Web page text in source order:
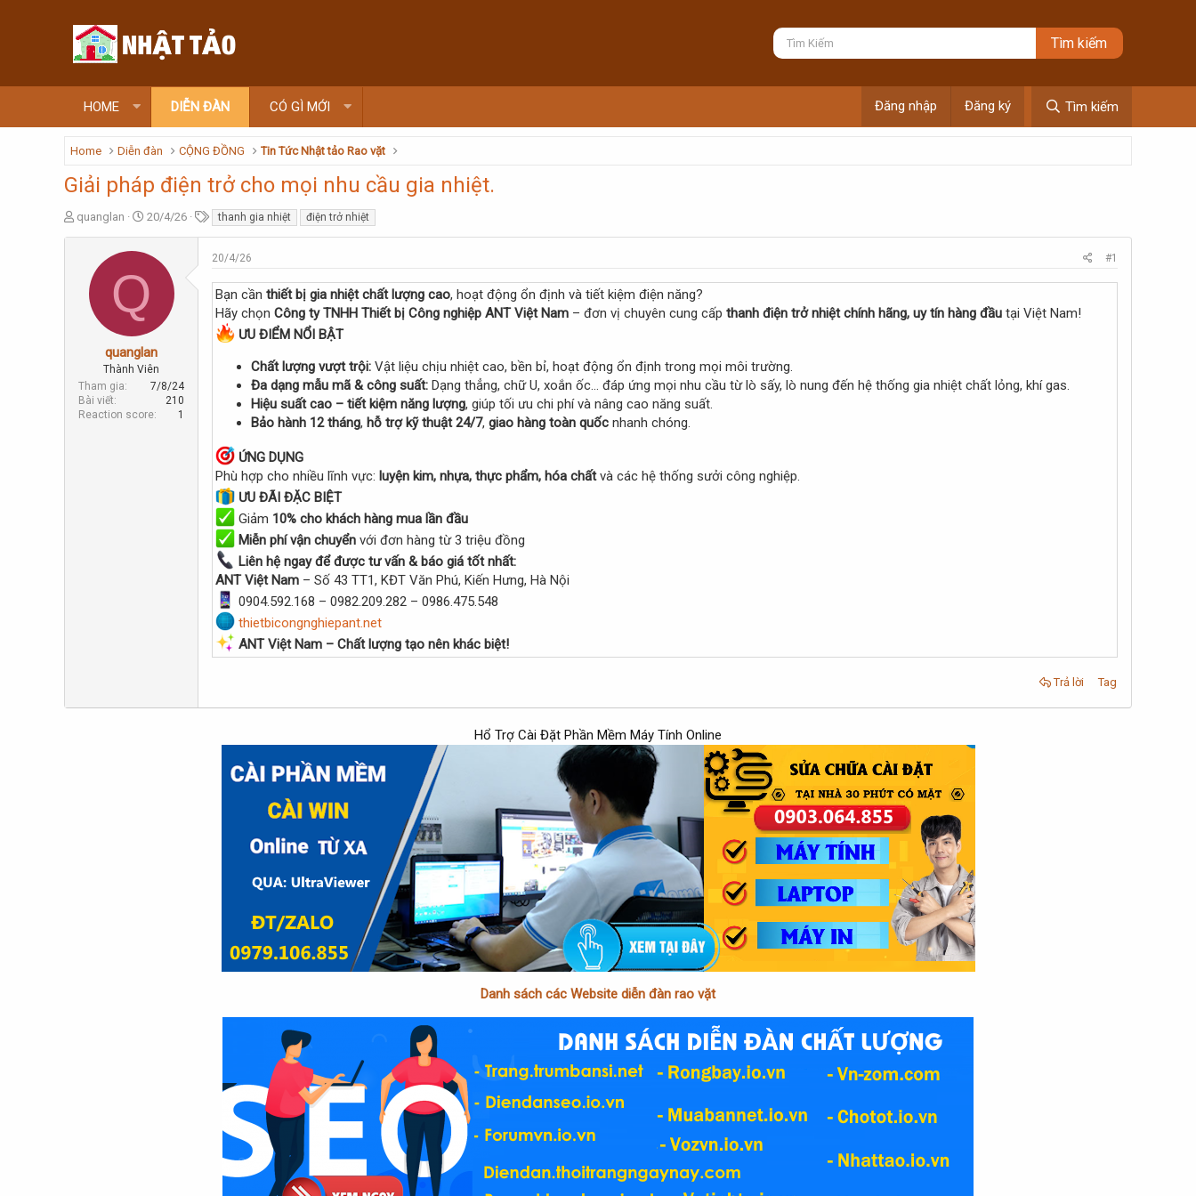
HOME DIỄN ĐÀN CÓ GÌ MỚI Đăng nhập Đăng ký Tìm kiếm
Home Diễn đàn CỘNG ĐỒNG Tin Tức Nhật tảo Rao vặt
Giải pháp điện trở cho mọi nhu cầu gia nhiệt.
T
e
quanglan
N
g
ử
20/4/26
h
ó
a
thanh gia nhiệt điện trở nhiệt
Q
quanglan
Thành Viên
Tham gia
7/8/24
Bài viết
210
Reaction score
1
20/4/26 #1
Bạn cần thiết bị gia nhiệt chất lượng cao, hoạt động ổn định và tiết kiệm điện năng?
Hãy chọn Công ty TNHH Thiết bị Công nghiệp ANT Việt Nam – đơn vị chuyên cung cấp thanh điện trở nhiệt chính hãng, uy tín hàng đầu tại Việt Nam!
ƯU ĐIỂM NỔI BẬT
Chất lượng vượt trội: Vật liệu chịu nhiệt cao, bền bỉ, hoạt động ổn định trong mọi môi trường.
Đa dạng mẫu mã & công suất: Dạng thẳng, chữ U, xoắn ốc… đáp ứng mọi nhu cầu từ lò sấy, lò nung đến hệ thống gia nhiệt chất lỏng, khí gas.
Hiệu suất cao – tiết kiệm năng lượng, giúp tối ưu chi phí và nâng cao năng suất.
Bảo hành 12 tháng, hỗ trợ kỹ thuật 24/7, giao hàng toàn quốc nhanh chóng.
ỨNG DỤNG
Phù hợp cho nhiều lĩnh vực: luyện kim, nhựa, thực phẩm, hóa chấtvà các hệ thống sưởi công nghiệp.
ƯU ĐÃI ĐẶC BIỆT
Giảm 10% cho khách hàng mua lần đầu
Miễn phí vận chuyển với đơn hàng từ 3 triệu đồng
Liên hệ ngay để được tư vấn & báo giá tốt nhất:
ANT Việt Nam – Số 43 TT1, KĐT Văn Phú, Kiến Hưng, Hà Nội
0904.592.168 – 0982.209.282 – 0986.475.548
thietbicongnghiepant.net
ANT Việt Nam – Chất lượng tạo nên khác biệt!
Trả lời Tag
Hổ Trợ Cài Đặt Phần Mềm Máy Tính Online
Danh sách các Website diễn đàn rao vặt